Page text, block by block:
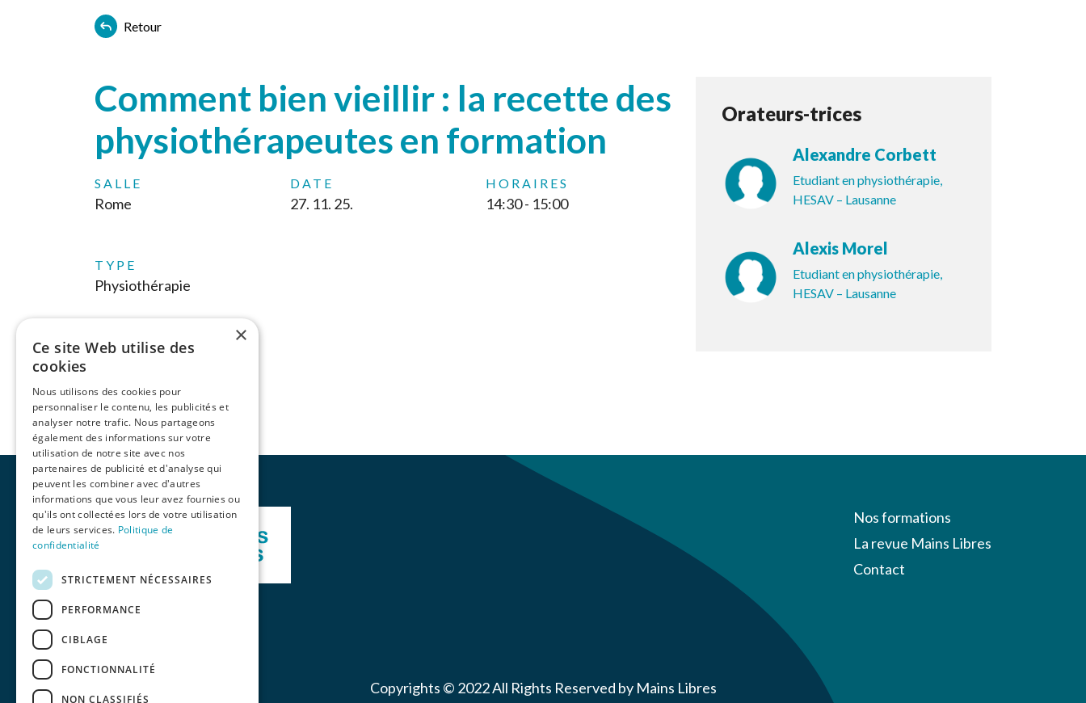
Retour
Comment bien vieillir : la recette des
physiothérapeutes en formation
SALLE
Rome
DATE
27. 11. 25.
HORAIRES
14:30 - 15:00
TYPE
Physiothérapie
Orateurs-trices
Alexandre Corbett
Etudiant en physiothérapie,
HESAV – Lausanne
Alexis Morel
Etudiant en physiothérapie,
HESAV – Lausanne
Nos formations
La revue Mains Libres
Contact
Copyrights © 2022 All Rights Reserved by Mains Libres
×
Ce site Web utilise des
cookies
Nous utilisons des cookies pour
personnaliser le contenu, les publicités et
analyser notre trafic. Nous partageons
également des informations sur votre
utilisation de notre site avec nos
partenaires de publicité et d'analyse qui
peuvent les combiner avec d'autres
informations que vous leur avez fournies ou
qu'ils ont collectées lors de votre utilisation
de leurs services. Politique de
confidentialité
STRICTEMENT NÉCESSAIRES
PERFORMANCE
CIBLAGE
FONCTIONNALITÉ
NON CLASSIFIÉS